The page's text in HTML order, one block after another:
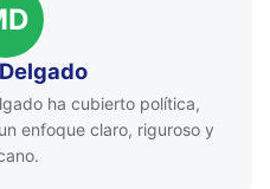
ha cubierto política,
enfoque claro, riguroso y